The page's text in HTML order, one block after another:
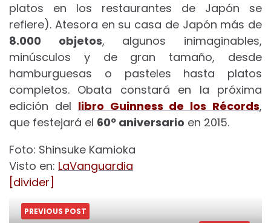
platos en los restaurantes de Japón se
refiere). Atesora en su casa de Japón más de
8.000 objetos, algunos inimaginables,
minúsculos y de gran tamaño, desde
hamburguesas o pasteles hasta platos
completos. Obata constará en la próxima
edición del libro Guinness de los Récords,
que festejará el 60º aniversario en 2015.
Foto: Shinsuke Kamioka
Visto en: LaVanguardia
[divider]
PREVIOUS POST